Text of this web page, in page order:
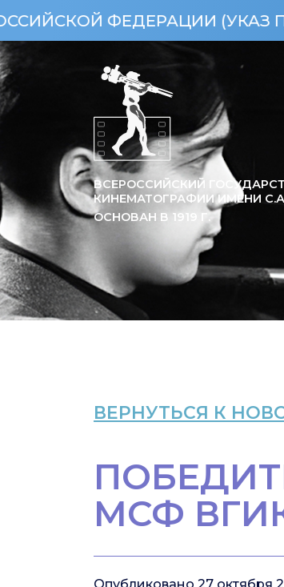
ФЕДЕРАЦИИ (УКАЗ
ВСЕРОССИЙСКИЙ
КИНЕМАТОГРАФИИ ИМЕНИ
ОСНОВАН В 1919 Г.
ВЕРНУТЬСЯ К
МСФ